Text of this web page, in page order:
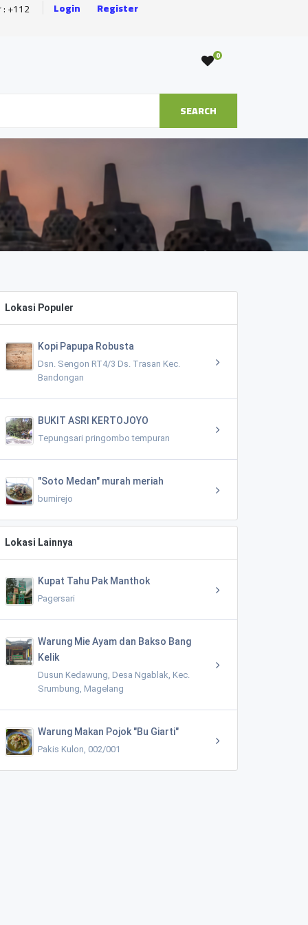
: +112 Login Register
0
SEARCH
Lokasi Populer
Kopi Papupa Robusta
Dsn. Sengon RT4/3 Ds. Trasan Kec.
Bandongan
BUKIT ASRI KERTOJOYO
Tepungsari pringombo tempuran
"Soto Medan" murah meriah
bumirejo
Lokasi Lainnya
Kupat Tahu Pak Manthok
Pagersari
Warung Mie Ayam dan Bakso Bang
Kelik
Dusun Kedawung, Desa Ngablak, Kec.
Srumbung, Magelang
Warung Makan Pojok "Bu Giarti"
Pakis Kulon, 002/001